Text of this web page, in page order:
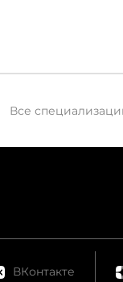
и
Все
ВКонтакте